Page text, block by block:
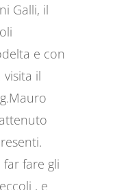
Galli, il
e con
il
fare gli
, e